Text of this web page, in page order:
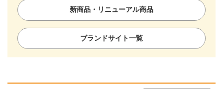
新商品・リニューアル商品
ブランドサイト一覧